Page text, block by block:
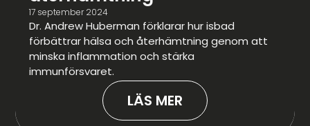
17 september 2024
Dr. Andrew Huberman förklarar hur isbad
förbättrar hälsa och återhämtning genom att
minska inflammation och stärka
immunförsvaret.
LÄS MER